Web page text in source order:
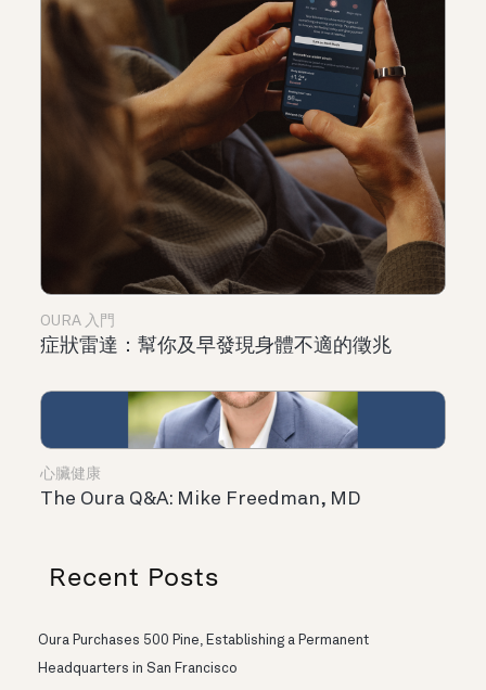
OURA 入門
症狀雷達：幫你及早發現身體不適的徵兆
心臟健康
The Oura Q&A: Mike Freedman, MD
Recent Posts
Oura Purchases 500 Pine, Establishing a Permanent
Headquarters in San Francisco